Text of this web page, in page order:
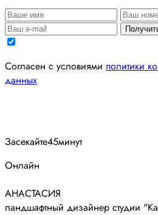
Согласен с условиями политики
данных
Засекайте45минут
Онлайн
АНАСТАСИЯ
ландшафтный дизайнер студии